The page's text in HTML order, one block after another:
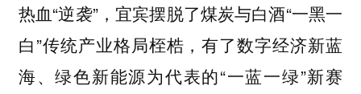
热血“逆袭”，宜宾摆脱了煤炭与白酒“一黑一
白”传统产业格局桎梏，有了数字经济新蓝
海、绿色新能源为代表的“一蓝一绿”新赛